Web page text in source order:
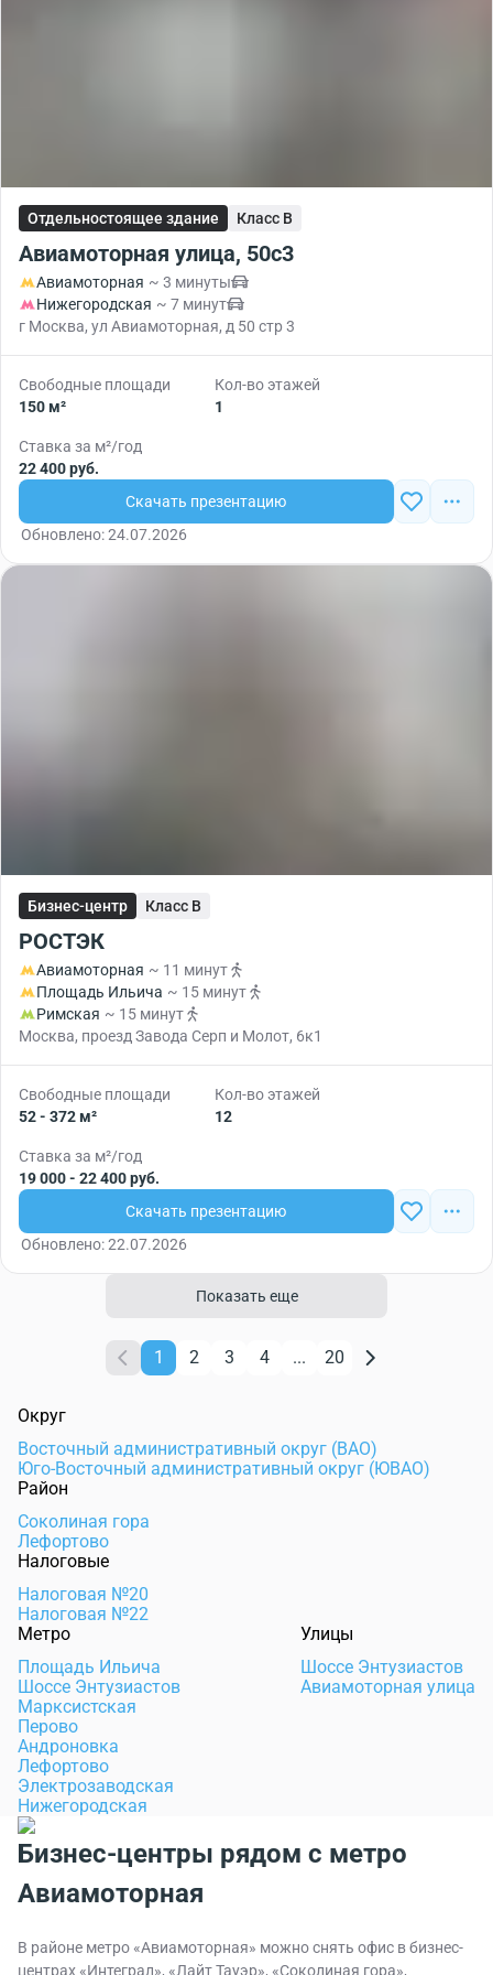
Отдельностоящее здание Класс B
Авиамоторная улица, 50с3
Авиамоторная ~ 3 минуты
Нижегородская ~ 7 минут
г Москва, ул Авиамоторная, д 50 стр 3
Свободные площади
150 м²
Кол-во этажей
1
Ставка за м²/год
22 400 руб.
Скачать презентацию
Обновлено: 24.07.2026
Бизнес-центр Класс B
РОСТЭК
Авиамоторная ~ 11 минут
Площадь Ильича ~ 15 минут
Римская ~ 15 минут
Москва, проезд Завода Серп и Молот, 6к1
Свободные площади
52 - 372 м²
Кол-во этажей
12
Ставка за м²/год
19 000 - 22 400 руб.
Скачать презентацию
Обновлено: 22.07.2026
Показать еще
1 2 3 4 ... 20
Округ
Восточный административный округ (ВАО)
Юго-Восточный административный округ (ЮВАО)
Район
Соколиная гора
Лефортово
Налоговые
Налоговая №20
Налоговая №22
Метро
Площадь Ильича
Шоссе Энтузиастов
Марксистская
Перово
Андроновка
Лефортово
Электрозаводская
Нижегородская
Улицы
Шоссе Энтузиастов
Авиамоторная улица
Бизнес-центры рядом с метро
Авиамоторная
В районе метро «Авиамоторная» можно снять офис в бизнес-
центрах «Интеграл», «Лайт Тауэр», «Соколиная гора»,